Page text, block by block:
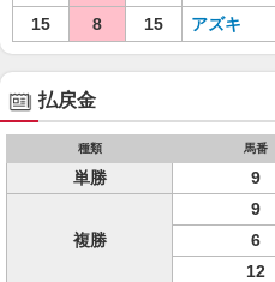
15
8 15 アズキ
払戻金
種類 馬番
単勝 9
複勝
9
6
12